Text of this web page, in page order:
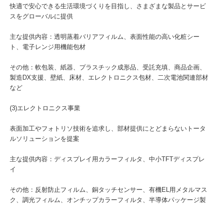
快適で安心できる生活環境づくりを目指し、さまざまな製品とサービ
スをグローバルに提供
主な提供内容：透明蒸着バリアフィルム、表面性能の高い化粧シー
ト、電子レンジ用機能包材
その他：軟包装、紙器、プラスチック成形品、受託充填、商品企画、
製造DX支援、壁紙、床材、エレクトロニクス包材、二次電池関連部材
など
(3)エレクトロニクス事業
表面加工やフォトリソ技術を追求し、部材提供にとどまらないトータ
ルソリューションを提案
主な提供内容：ディスプレイ用カラーフィルタ、中小TFTディスプレ
イ
その他：反射防止フィルム、銅タッチセンサー、有機EL用メタルマス
ク、調光フィルム、オンチップカラーフィルタ、半導体パッケージ製